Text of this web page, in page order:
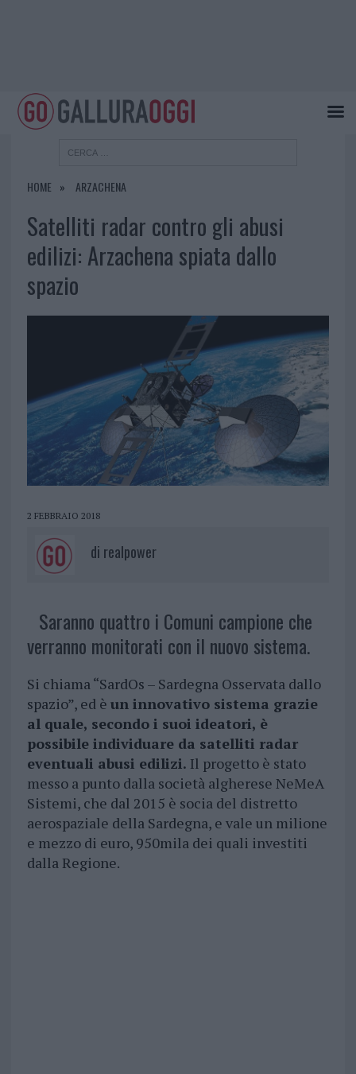
HOME ARZACHENA
Satelliti radar contro gli abusi
edilizi: Arzachena spiata dallo
spazio
2 FEBBRAIO 2018
di realpower
Saranno quattro i Comuni campione che
verranno monitorati con il nuovo sistema.
Si chiama “SardOs – Sardegna Osservata dallo
spazio”, ed è un innovativo sistema grazie
al quale, secondo i suoi ideatori, è
possibile individuare da satelliti radar
eventuali abusi edilizi. Il progetto è stato
messo a punto dalla società algherese NeMeA
Sistemi, che dal 2015 è socia del distretto
aerospaziale della Sardegna, e vale un milione
e mezzo di euro, 950mila dei quali investiti
dalla Regione.